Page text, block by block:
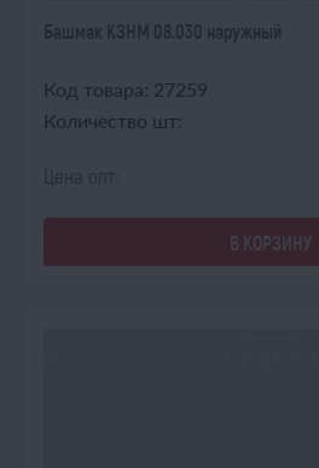
Башмак КЗНМ 08.030 наружный
Код товара: 27259
Количество шт:
Цена опт:
В КОРЗИНУ